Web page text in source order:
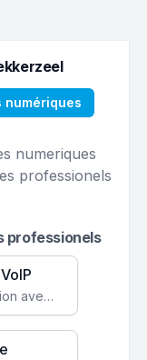
numériques
numeriques
professionels
professionels
Simplifiez votre communication avec une solution VoIP flexible, économique et adaptée à vos besoins professionnels.